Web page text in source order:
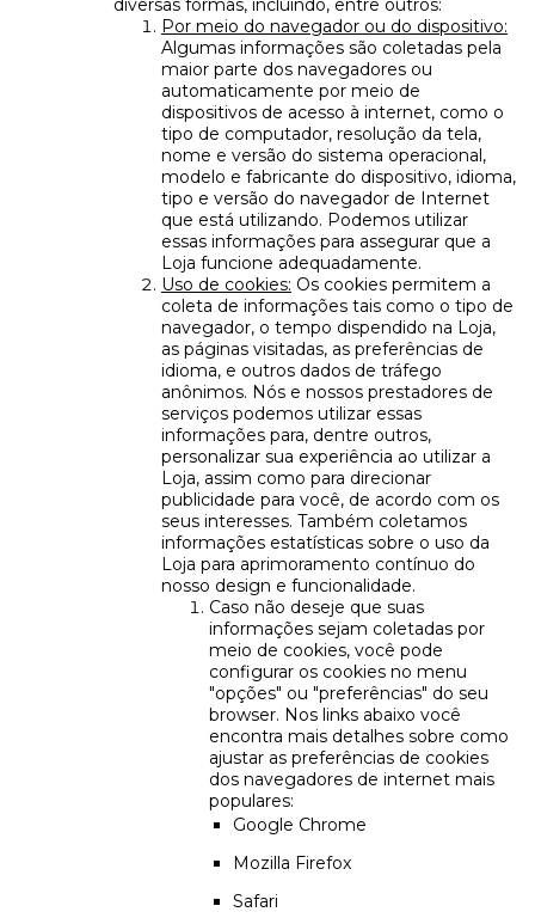
diversas formas, incluindo, entre outros:
Por meio do navegador ou do dispositivo:
Algumas informações são coletadas pela
maior parte dos navegadores ou
automaticamente por meio de
dispositivos de acesso à internet, como o
tipo de computador, resolução da tela,
nome e versão do sistema operacional,
modelo e fabricante do dispositivo, idioma,
tipo e versão do navegador de Internet
que está utilizando. Podemos utilizar
essas informações para assegurar que a
Loja funcione adequadamente.
Uso de cookies: Os cookies permitem a
coleta de informações tais como o tipo de
navegador, o tempo dispendido na Loja,
as páginas visitadas, as preferências de
idioma, e outros dados de tráfego
anônimos. Nós e nossos prestadores de
serviços podemos utilizar essas
informações para, dentre outros,
personalizar sua experiência ao utilizar a
Loja, assim como para direcionar
publicidade para você, de acordo com os
seus interesses. Também coletamos
informações estatísticas sobre o uso da
Loja para aprimoramento contínuo do
nosso design e funcionalidade.
Caso não deseje que suas
informações sejam coletadas por
meio de cookies, você pode
configurar os cookies no menu
"opções" ou "preferências" do seu
browser. Nos links abaixo você
encontra mais detalhes sobre como
ajustar as preferências de cookies
dos navegadores de internet mais
populares:
Google Chrome
Mozilla Firefox
Safari